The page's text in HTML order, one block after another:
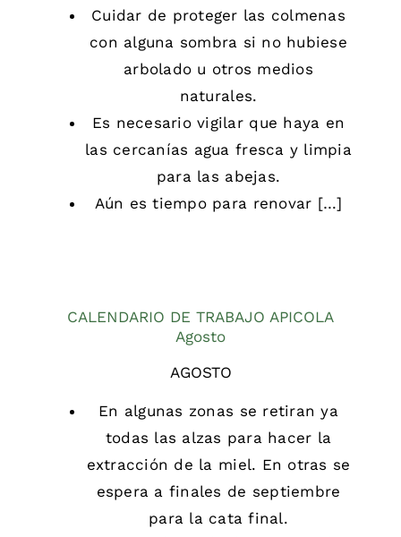
Cuidar de proteger las colmenas
con alguna sombra si no hubiese
arbolado u otros medios
naturales.
Es necesario vigilar que haya en
las cercanías agua fresca y limpia
para las abejas.
Aún es tiempo para renovar […]
CALENDARIO DE TRABAJO APICOLA
Agosto
AGOSTO
En algunas zonas se retiran ya
todas las alzas para hacer la
extracción de la miel. En otras se
espera a finales de septiembre
para la cata final.